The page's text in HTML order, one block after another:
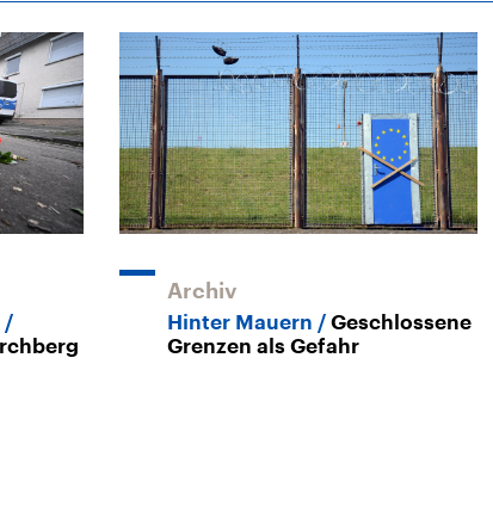
Archiv
Hinter Mauern
Geschlossene
Grenzen als Gefahr